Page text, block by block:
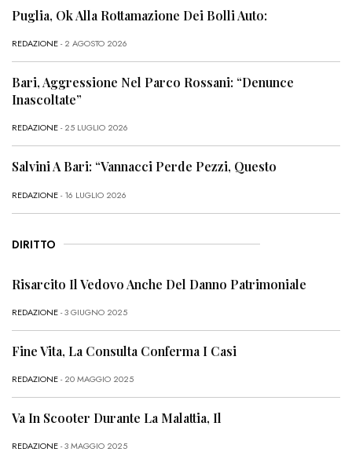
Puglia, Ok Alla Rottamazione Dei Bolli Auto:
REDAZIONE- 2 AGOSTO 2026
Bari, Aggressione Nel Parco Rossani: “Denunce
Inascoltate”
REDAZIONE- 25 LUGLIO 2026
Salvini A Bari: “Vannacci Perde Pezzi, Questo
REDAZIONE- 16 LUGLIO 2026
DIRITTO
Risarcito Il Vedovo Anche Del Danno Patrimoniale
REDAZIONE- 3 GIUGNO 2025
Fine Vita, La Consulta Conferma I Casi
REDAZIONE- 20 MAGGIO 2025
Va In Scooter Durante La Malattia, Il
REDAZIONE- 3 MAGGIO 2025